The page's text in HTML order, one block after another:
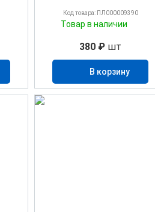
Код товара: ПЛ000009390
Товар в наличии
380 ₽ шт
В корзину